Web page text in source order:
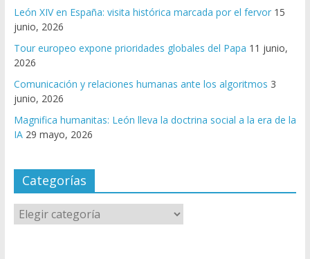
León XIV en España: visita histórica marcada por el fervor 15
junio, 2026
Tour europeo expone prioridades globales del Papa 11 junio,
2026
Comunicación y relaciones humanas ante los algoritmos 3
junio, 2026
Magnifica humanitas: León lleva la doctrina social a la era de la
IA 29 mayo, 2026
Categorías